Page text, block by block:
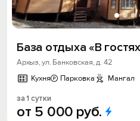
База отдыха «В
Архыз, ул. Банковская, д. 42
Кухня
Парковка Мангал
за 1 сутки
от 5 000 руб.